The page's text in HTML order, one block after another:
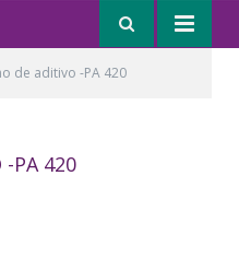
de aditivo -PA 420
-PA 420